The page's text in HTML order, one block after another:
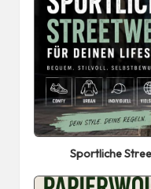
Posted
in
Sportliche